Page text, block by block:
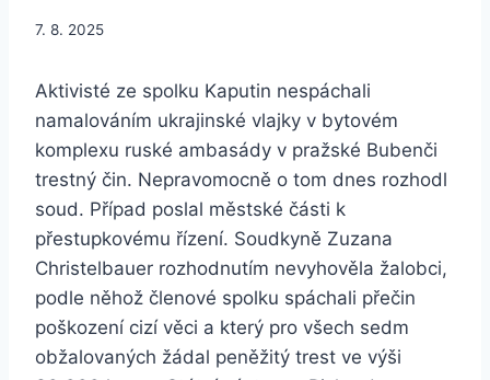
7. 8. 2025
Aktivisté ze spolku Kaputin nespáchali
namalováním ukrajinské vlajky v bytovém
komplexu ruské ambasády v pražské Bubenči
trestný čin. Nepravomocně o tom dnes rozhodl
soud. Případ poslal městské části k
přestupkovému řízení. Soudkyně Zuzana
Christelbauer rozhodnutím nevyhověla žalobci,
podle něhož členové spolku spáchali přečin
poškození cizí věci a který pro všech sedm
obžalovaných žádal peněžitý trest ve výši